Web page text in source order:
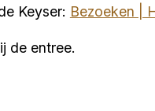
Keyser: Bezoeken |
de entree.